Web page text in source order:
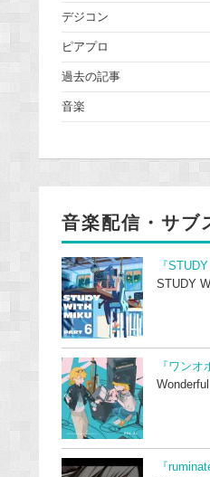
デジコン
ピアプロ
過去の記事
音楽
音楽配信・サブ
『
STUDY
『ワンオ
『